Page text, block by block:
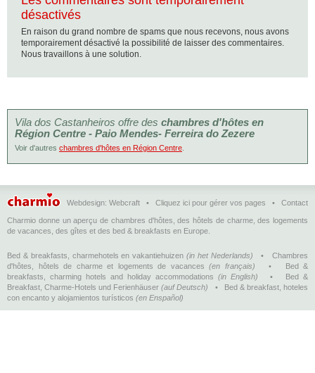
désactivés
En raison du grand nombre de spams que nous recevons, nous avons
temporairement désactivé la possibilité de laisser des commentaires.
Nous travaillons à une solution.
Vila dos Castanheiros offre des chambres d'hôtes en
Région Centre - Paio Mendes- Ferreira do Zezere
Voir d'autres chambres d'hôtes en Région Centre
Webdesign: Webcraft • Cliquez ici pour gérer vos pages • Contact
Charmio donne un aperçu de chambres d'hôtes, des hôtels de charme, des logements
de vacances, des gîtes et des bed & breakfasts en Europe.
Bed & breakfasts, charmehotels en vakantiehuizen (in het Nederlands) •Chambres
d'hôtes, hôtels de charme et logements de vacances (en français) •
Bed &
breakfasts, charming hotels and holiday accommodations (in English) • Bed &
Breakfast, Charme-Hotels und Ferienhäuser (auf Deutsch) • Bed & breakfast, hoteles
con encanto y alojamientos turísticos (en Enspañol)